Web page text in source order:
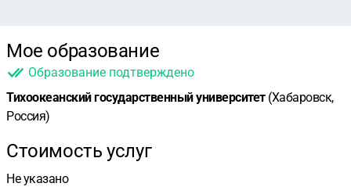
Мое образование
Образование подтверждено
Тихоокеанский государственный университет(Хабаровск,
Россия)
Стоимость услуг
Не указано